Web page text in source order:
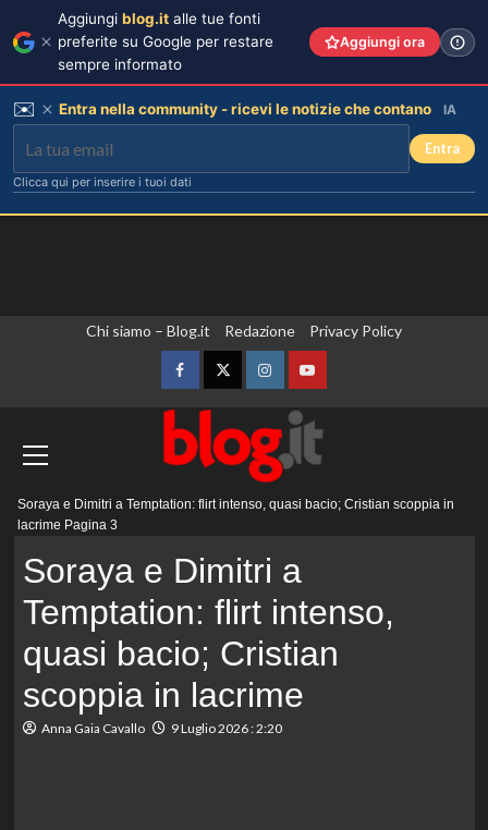
Chi siamo – Blog.it Redazione Privacy Policy
FacebookTwitterInstagramYouTube
principale
Soraya e Dimitri a Temptation: flirt intenso, quasi bacio; Cristian scoppia in
lacrime Pagina 3
Soraya e Dimitri a
Temptation: flirt intenso,
quasi bacio; Cristian
scoppia in lacrime
Anna Gaia Cavallo 9 Luglio 2026 : 2:20
Aggiungi blog.it alle tue fonti
preferite su Google per restare
sempre informato
Aggiungi ora
✉️ Entra nella community - ricevi le notizie che contano IA
Entra
Clicca qui per inserire i tuoi dati